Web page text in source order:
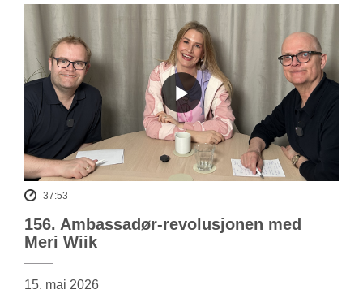
37:53
156. Ambassadør-revolusjonen med
Meri Wiik
15. mai 2026